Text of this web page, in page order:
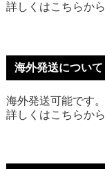
詳しくはこちらから
海外発送について
海外発送可能です。
詳しくはこちらから